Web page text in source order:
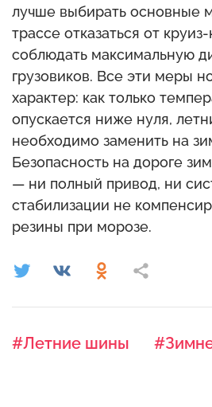
лучше выбирать основные
трассе отказаться от
соблюдать максимальную
грузовиков. Все эти меры
характер: как только
опускается ниже нуля,
необходимо заменить на
Безопасность на дороге
— ни полный привод, ни
стабилизации не
резины при морозе.
#Летние шины